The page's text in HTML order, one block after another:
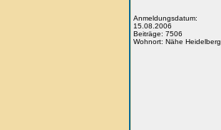
Anmeldungsdatum:
15.08.2006
Beiträge: 7506
Wohnort: Nähe Heidelberg